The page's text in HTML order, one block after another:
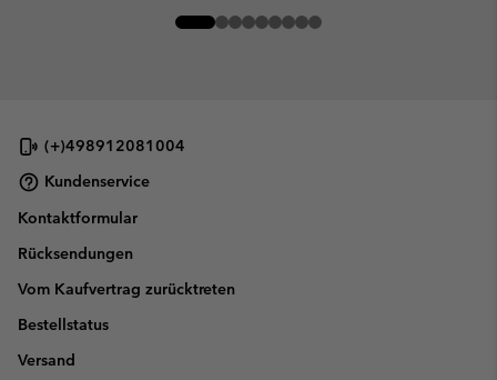
(+)498912081004
Kundenservice
Kontaktformular
Rücksendungen
Vom Kaufvertrag zurücktreten
Bestellstatus
Versand